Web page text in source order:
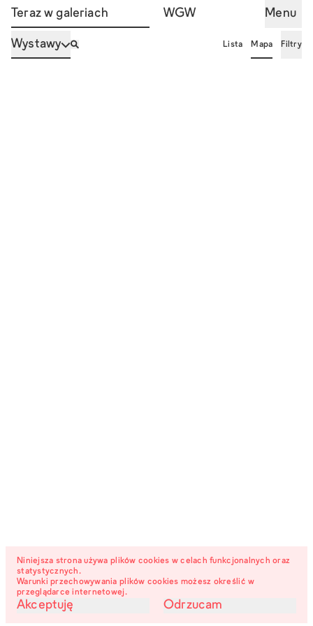
Teraz w galeriach WGW Menu
Wystawy Lista Mapa Filtry
Niniejsza strona używa plików cookies w celach funkcjonalnych oraz
statystycznych.
Warunki przechowywania plików cookies możesz określić w
przeglądarce internetowej.
Akceptuję Odrzucam